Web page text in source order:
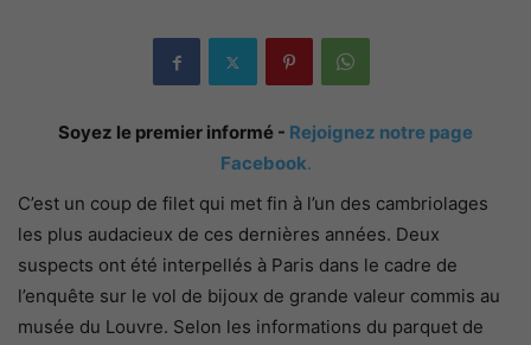
Soyez le premier informé - Rejoignez notre page
Facebook.
C’est un coup de filet qui met fin à l’un des cambriolages
les plus audacieux de ces dernières années. Deux
suspects ont été interpellés à Paris dans le cadre de
l’enquête sur le vol de bijoux de grande valeur commis au
musée du Louvre. Selon les informations du parquet de